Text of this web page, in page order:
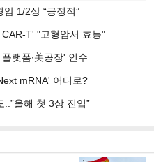
1/2상 “긍정적”
T' "고형암서 효능"
랫폼∙美공장' 인수
mRNA' 어디로?
올해 첫 3상 진입”